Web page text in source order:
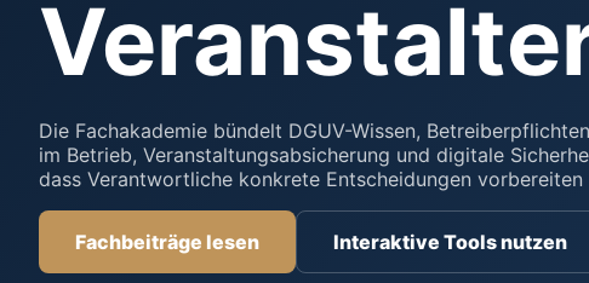
Die Fachakademie bündelt DGUV-Wissen,
im Betrieb, Veranstaltungsabsicherung und digitale
dass Verantwortliche konkrete Entscheidungen vorbereiten
Fachbeiträge lesen Interaktive Tools nutzen